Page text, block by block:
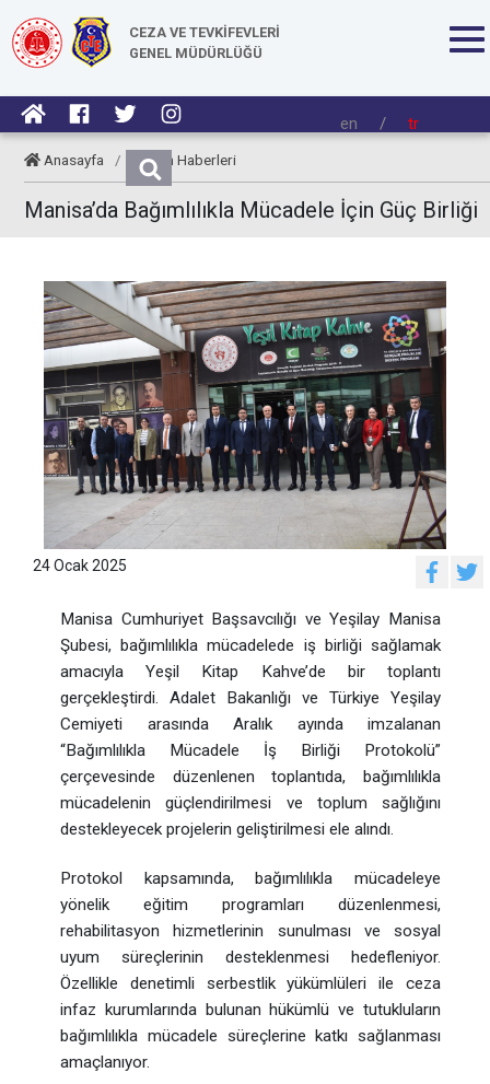
CEZA VE TEVKİFEVLERİ
GENEL MÜDÜRLÜĞÜ
en / tr
Anasayfa / Kurum Haberleri
Manisa’da Bağımlılıkla Mücadele İçin Güç Birliği
24 Ocak 2025
Manisa Cumhuriyet Başsavcılığı ve Yeşilay Manisa
Şubesi, bağımlılıkla mücadelede iş birliği sağlamak
amacıyla Yeşil Kitap Kahve’de bir toplantı
gerçekleştirdi. Adalet Bakanlığı ve Türkiye Yeşilay
Cemiyeti arasında Aralık ayında imzalanan
“Bağımlılıkla Mücadele İş Birliği Protokolü”
çerçevesinde düzenlenen toplantıda, bağımlılıkla
mücadelenin güçlendirilmesi ve toplum sağlığını
destekleyecek projelerin geliştirilmesi ele alındı.
Protokol kapsamında, bağımlılıkla mücadeleye
yönelik eğitim programları düzenlenmesi,
rehabilitasyon hizmetlerinin sunulması ve sosyal
uyum süreçlerinin desteklenmesi hedefleniyor.
Özellikle denetimli serbestlik yükümlüleri ile ceza
infaz kurumlarında bulunan hükümlü ve tutukluların
bağımlılıkla mücadele süreçlerine katkı sağlanması
amaçlanıyor.